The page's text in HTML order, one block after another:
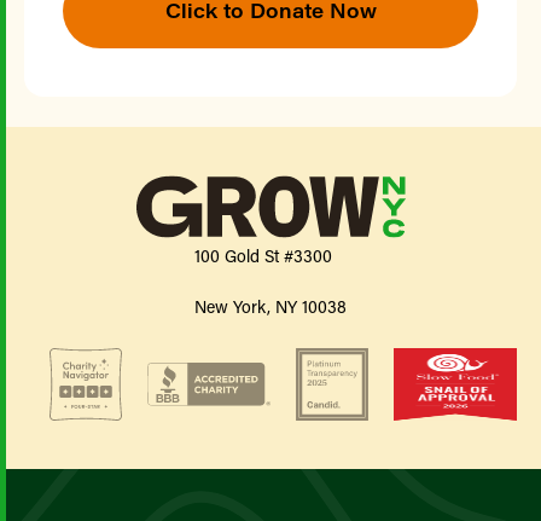
Click to Donate Now
100 Gold St #3300
New York, NY 10038